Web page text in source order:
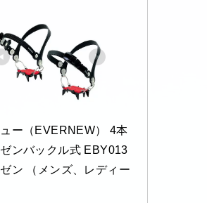
ー（EVERNEW） 4本
ンバックル式 EBY013
ン （メンズ、レディー